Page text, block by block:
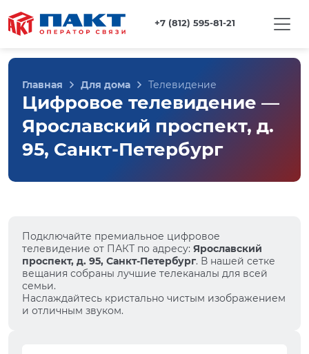
+7 (812) 595-81-21
Главная Для дома Телевидение
Цифровое телевидение —
Ярославский проспект, д.
95, Санкт-Петербург
Подключайте премиальное цифровое
телевидение от ПАКТ по адресу: Ярославский
проспект, д. 95, Санкт-Петербург. В нашей сетке
вещания собраны лучшие телеканалы для всей
семьи.
Наслаждайтесь кристально чистым изображением
и отличным звуком.